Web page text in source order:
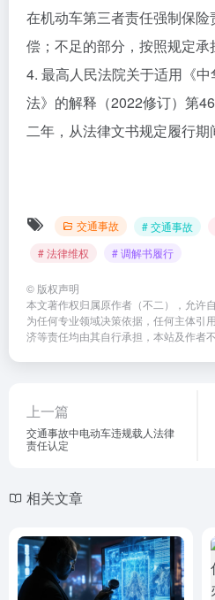
在机动车第三者责任强制保
偿；不足的部分，按照规定承
4. 最高人民法院关于适用《
法》的解释（2022修订）第
二年，从法律文书规定履行期
交通事故 # 交通事故
# 法律维权
# 调解书履行
© 版权声明
本文著作权归属原作者（不二），允许
为任何专业领域决策依据，任何主体引
济等责任均由其自行承担，本站及作者
上一篇
交通事故中电动车违规载人法律
责任认定
相关文章